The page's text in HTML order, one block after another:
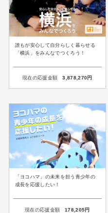
誰もが安心して自分らしく暮らせる
「横浜」をみんなでつくろう！
現在の応援金額 3,878,270円
「ヨコハマ」の未来を担う青少年の
成長を応援したい！
現在の応援金額 178,205円